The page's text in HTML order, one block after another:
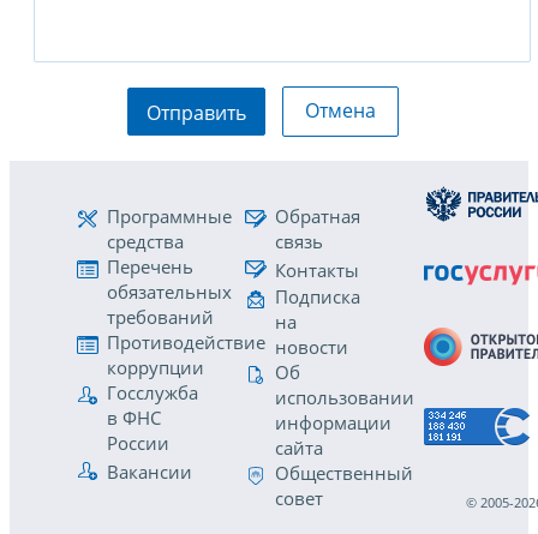
Отправить Отмена
Программные
средства
Перечень
обязательных
требований
Противодействие
коррупции
Госслужба
в ФНС
России
Вакансии
Обратная
связь
Контакты
Подписка
на
новости
Об
использовании
информации
сайта
Общественный
совет
© 2005-